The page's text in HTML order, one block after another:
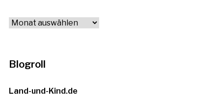
Archiv
Blogroll
Land-und-Kind.de